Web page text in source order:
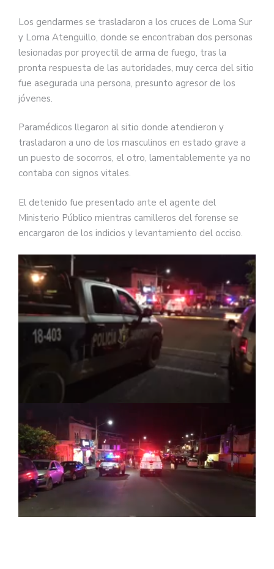
Los gendarmes se trasladaron a los cruces de Loma Sur
y Loma Atenguillo, donde se encontraban dos personas
lesionadas por proyectil de arma de fuego, tras la
pronta respuesta de las autoridades, muy cerca del sitio
fue asegurada una persona, presunto agresor de los
jóvenes.
Paramédicos llegaron al sitio donde atendieron y
trasladaron a uno de los masculinos en estado grave a
un puesto de socorros, el otro, lamentablemente ya no
contaba con signos vitales.
El detenido fue presentado ante el agente del
Ministerio Público mientras camilleros del forense se
encargaron de los indicios y levantamiento del occiso.